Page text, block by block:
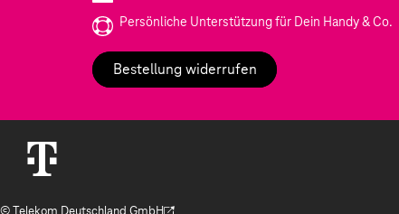
Persönliche Unterstützung für Dein Handy & Co.
Bestellung widerrufen